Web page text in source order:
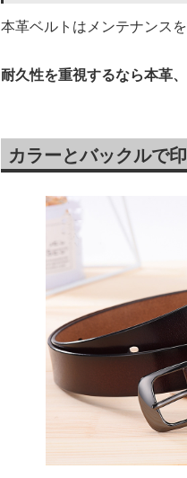
本革ベルトはメンテナンス
耐久性を重視するなら本革
カラーとバックルで